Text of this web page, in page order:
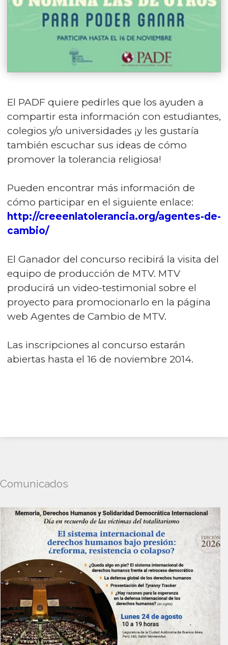
El PADF quiere pedirles que los ayuden a
compartir esta información con estudiantes,
colegios y/o universidades ¡y les gustaría
también escuchar sus ideas de cómo
promover la tolerancia religiosa!
Pueden encontrar más información de
cómo participar en el siguiente enlace:
http://creeenlatolerancia.org/agentes-de-
cambio/
El Ganador del concurso recibirá la visita del
equipo de producción de MTV. MTV
producirá un video-testimonial sobre el
proyecto para promocionarlo en la página
web Agentes de Cambio de MTV.
Las inscripciones al concurso estarán
abiertas hasta el 16 de noviembre 2014.
Comunicados